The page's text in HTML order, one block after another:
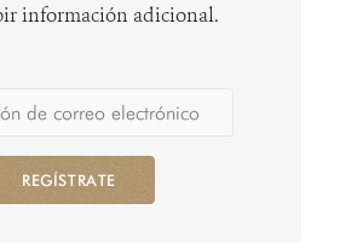
información adicional.
REGÍSTRATE